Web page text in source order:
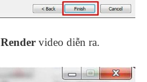
Render video diễn ra.